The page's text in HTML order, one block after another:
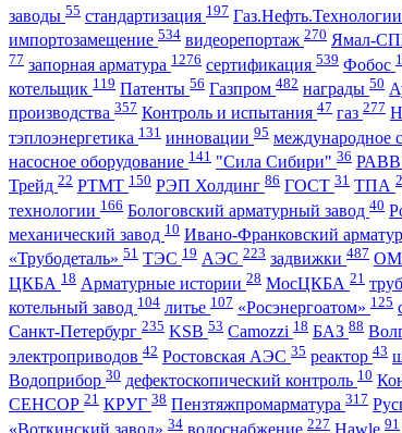
заводы 55 стандартизация 197
импортозамещение 534 видеорепортаж 270 Ямал-
77 запорная арматура 1276 сертификация 539 Фобос
котельщик 119 Патенты 56 Газпром 482 награды 50
производства 357 Контроль и испытания 47 газ 277
тэплоэнергетика 131 инновации 95 международное
насосное оборудование 141 "Сила Сибири" 36 РАВВ
Трейд 22 РТМТ 150 РЭП Холдинг 86 ГОСТ 31 ТПА
технологии 166 Бологовский арматурный завод 40
механический завод 10 Ивано-Франковский
«Трубодеталь» 51 ТЭС 19 АЭС 223 задвижки 487
ЦКБА 18 Арматурные истории 28 МосЦКБА 21
котельный завод 104 литье 107 «Росэнергоатом» 125
Санкт-Петербург 235 KSB 53 Camozzi 18 БАЗ 88
электроприводов 42 Ростовская АЭС 35 реактор 43
Водоприбор 30 дефектоскопический контроль 10
СЕНСОР 21 КРУГ 38 Пензтяжпромарматура 317
«Воткинский завод» 34 водоснабжение 227 Hawle 91